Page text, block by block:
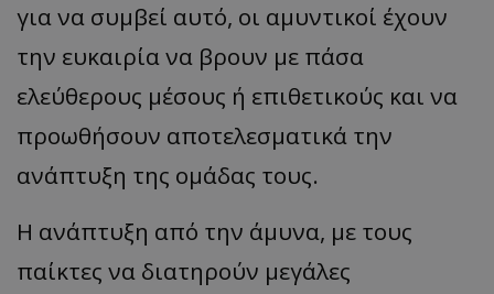
για να συμβεί αυτό, οι αμυντικοί έχουν
την ευκαιρία να βρουν με πάσα
ελεύθερους μέσους ή επιθετικούς και να
προωθήσουν αποτελεσματικά την
ανάπτυξη της ομάδας τους.
Η ανάπτυξη από την άμυνα, με τους
παίκτες να διατηρούν μεγάλες